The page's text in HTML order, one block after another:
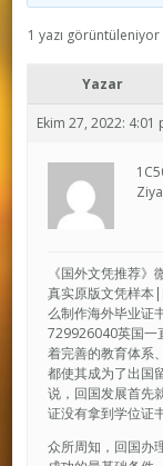
1 yazı
Yazar
Ekim 27, 2022: 4:01
《国外文凭推荐
真实原版文凭样本
么制作海外毕业证
729926040英国一
着完善的教育体系
都使其成为了出国
说，回国发展首先
证没有拿到学位证
众所周知，回国办